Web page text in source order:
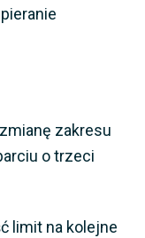
zakresu
o trzeci
limit na kolejne